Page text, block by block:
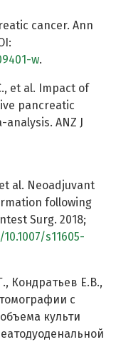
cancer. Ann
w.
et al. Impact of
pancreatic
ANZ J
al. Neoadjuvant
following
Surg. 2018;
s11605-
Кондратьев Е.В.,
с
культи